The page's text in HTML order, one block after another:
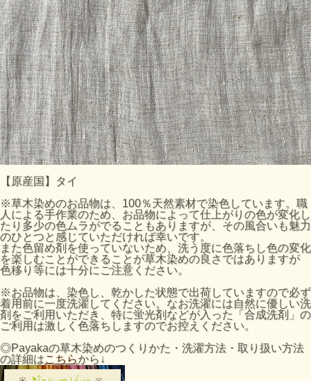
【原産国】タイ
※草木染めのお品物は、100％天然素材で染色しています。職
人による手作業のため、お品物によって仕上がりの色が変化し
たり多少の色ムラがでることもありますが、その風合いも魅力
のひとつと感じていただければ幸いです。
また色留め剤を使っていないため、洗う度に色落ちし色の変化
を楽しむことができることが草木染めの良さではありますが
色移り等には十分にご注意ください。
※お品物は、染色し、乾かした状態で出荷していますので必ず
着用前に一度洗濯してください。なお洗濯には自然に優しい洗
剤をご利用いただき、特に蛍光剤などが入った「合成洗剤」の
ご利用は激しく色落ちしますのでお控えください。
◎Payakaの草木染めのつくりかた・洗濯方法・取り扱い方法
の詳細はこちらから↓